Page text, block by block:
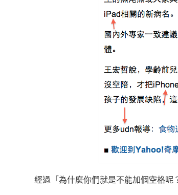
經過「為什麼你們就是不能加個空格呢